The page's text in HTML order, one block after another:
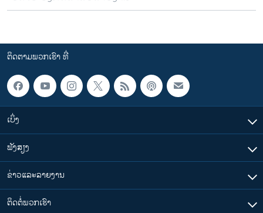
ຕິດຕາມພວກເຮົາ ທີ່
ເບິ່ງ
ຟັງສຽງ
ຂ່າວແລະລາຍງານ
ຕິດຕໍ່ພວກເຮົາ